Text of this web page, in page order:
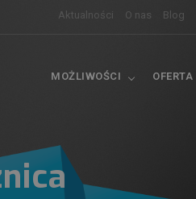
Aktualności O nas Blog
MOŻLIWOŚCI OFERTA